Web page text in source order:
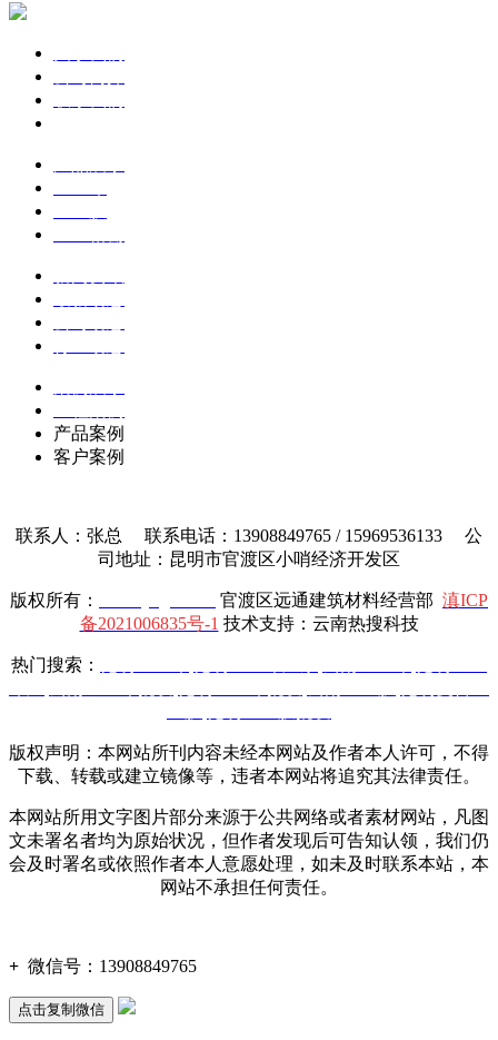
产品案例
客户案例
联系人：张总 联系电话：13908849765 / 15969536133 公
司地址：昆明市官渡区小哨经济开发区
版权所有： 官渡区远通建筑材料经营部 滇ICP
备2021006835号-1 技术支持：云南热搜科技
热门搜索：
版权声明：本网站所刊内容未经本网站及作者本人许可，不得
下载、转载或建立镜像等，违者本网站将追究其法律责任。
本网站所用文字图片部分来源于公共网络或者素材网站，凡图
文未署名者均为原始状况，但作者发现后可告知认领，我们仍
会及时署名或依照作者本人意愿处理，如未及时联系本站，本
网站不承担任何责任。
+ 微信号： 13908849765
点击复制微信